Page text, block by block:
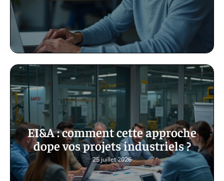
EI&A : comment cette approche
dope vos projets industriels ?
25 juillet 2026